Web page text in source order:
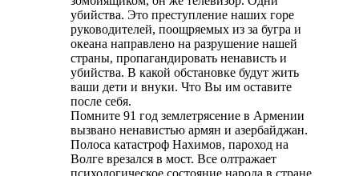
убийства. Это преступление наших горе
руководителей, поощряемых из за бугра и
океана направлено на разрушение нашей
страны, пропагандировать ненависть и
убийства. В какой обстановке будут жить
ваши дети и внуки. Что Вы им оставите
после себя.
Помните 91 год землетрясение в Армении
вызвано ненавистью армян и азербайджан.
Полоса катастроф Нахимов, пароход на
Волге врезался в мост. Все олтражает
психологическое состояние народа в стране.